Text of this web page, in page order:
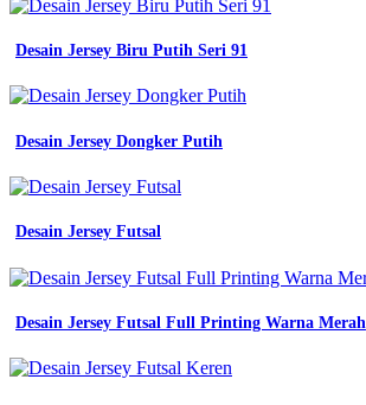
Desain Jersey Biru Putih Seri 91
Desain Jersey Dongker Putih
Desain Jersey Futsal
Desain Jersey Futsal Full Printing Warna Merah